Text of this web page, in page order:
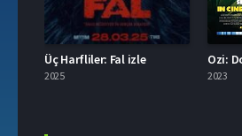
Üç Harfliler: Fal izle
2025 2023